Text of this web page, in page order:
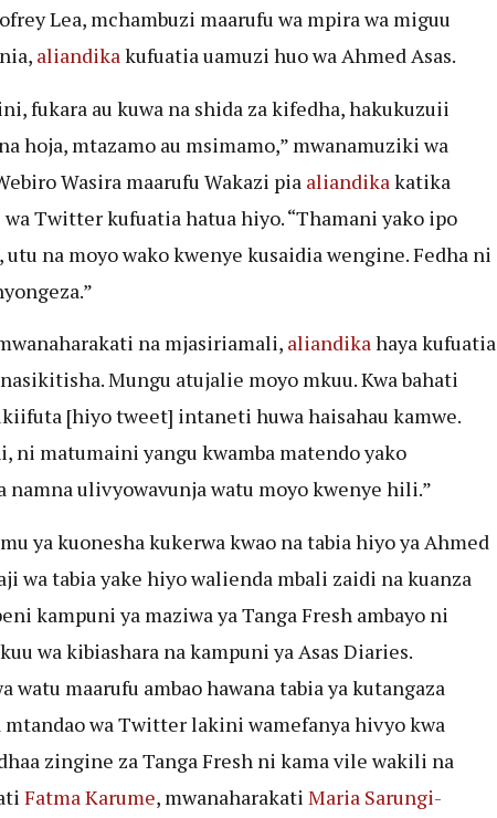
Lea, mchambuzi maarufu wa mpira wa miguu
aliandikakufuatia uamuzi huo wa Ahmed Asas.
fukara au kuwa na shida za kifedha, hakukuzuii
hoja, mtazamo au msimamo,” mwanamuziki wa
Wasira maarufu Wakazi pia aliandika katika
wa Twitter kufuatia hatua hiyo. “Thamani yako ipo
utu na moyo wako kwenye kusaidia wengine. Fedha ni
na mjasiriamali, aliandikahaya kufuatia
Mungu atujalie moyo mkuu. Kwa bahati
[hiyo tweet] intaneti huwa haisahau kamwe.
ni matumaini yangu kwamba matendo yako
namna ulivyowavunja watu moyo kwenye hili.”
ya kuonesha kukerwa kwao na tabia hiyo ya Ahmed
wa tabia yake hiyo walienda mbali zaidi na kuanza
kampuni ya maziwa ya Tanga Fresh ambayo ni
wa kibiashara na kampuni ya Asas Diaries.
watu maarufu ambao hawana tabia ya kutangaza
wa Twitter lakini wamefanya hivyo kwa
zingine za Tanga Fresh ni kama vile wakili na
Fatma Karume, mwanaharakati Maria Sarungi-